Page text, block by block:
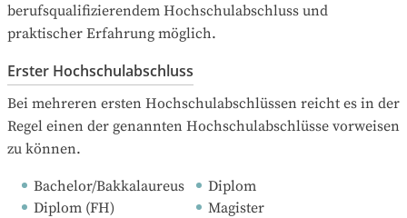
berufsqualifizierendem Hochschulabschluss und
praktischer Erfahrung möglich.
Erster Hochschulabschluss
Bei mehreren ersten Hochschulabschlüssen reicht es in der
Regel einen der genannten Hochschulabschlüsse vorweisen
zu können.
Bachelor/Bakkalaureus
Diplom
Diplom (FH)
Magister